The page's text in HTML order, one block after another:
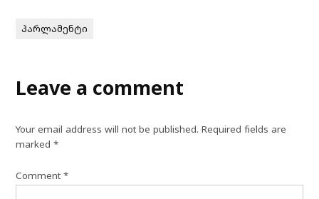
პარლამენტი
Leave a comment
Your email address will not be published. Required fields are
marked*
Comment*